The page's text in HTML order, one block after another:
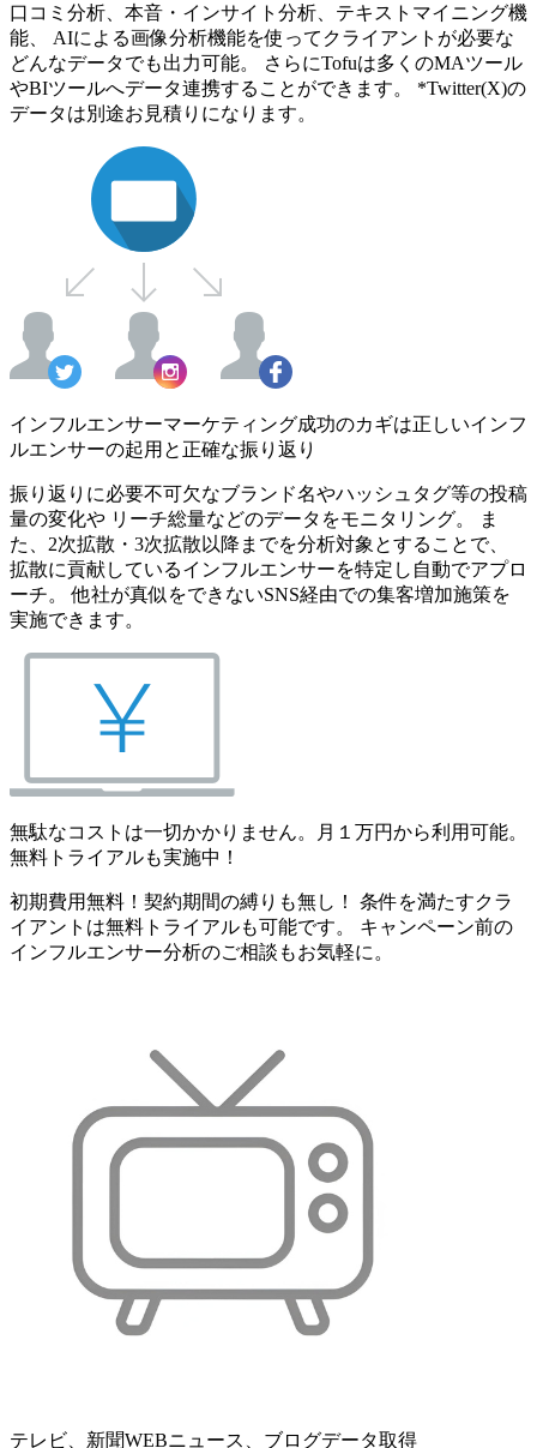
口コミ分析、本音・インサイト分析、テキストマイニング機
能、 AIによる画像分析機能を使ってクライアントが必要な
どんなデータでも出力可能。 さらにTofuは多くのMAツール
やBIツールへデータ連携することができます。 *Twitter(X)の
データは別途お見積りになります。
インフルエンサーマーケティング成功のカギは正しいインフ
ルエンサーの起用と正確な振り返り
振り返りに必要不可欠なブランド名やハッシュタグ等の投稿
量の変化や リーチ総量などのデータをモニタリング。 ま
た、2次拡散・3次拡散以降までを分析対象とすることで、
拡散に貢献しているインフルエンサーを特定し自動でアプロ
ーチ。 他社が真似をできないSNS経由での集客増加施策を
実施できます。
無駄なコストは一切かかりません。月１万円から利用可能。
無料トライアルも実施中！
初期費用無料！契約期間の縛りも無し！ 条件を満たすクラ
イアントは無料トライアルも可能です。 キャンペーン前の
インフルエンサー分析のご相談もお気軽に。
テレビ、新聞WEBニュース、ブログデータ取得